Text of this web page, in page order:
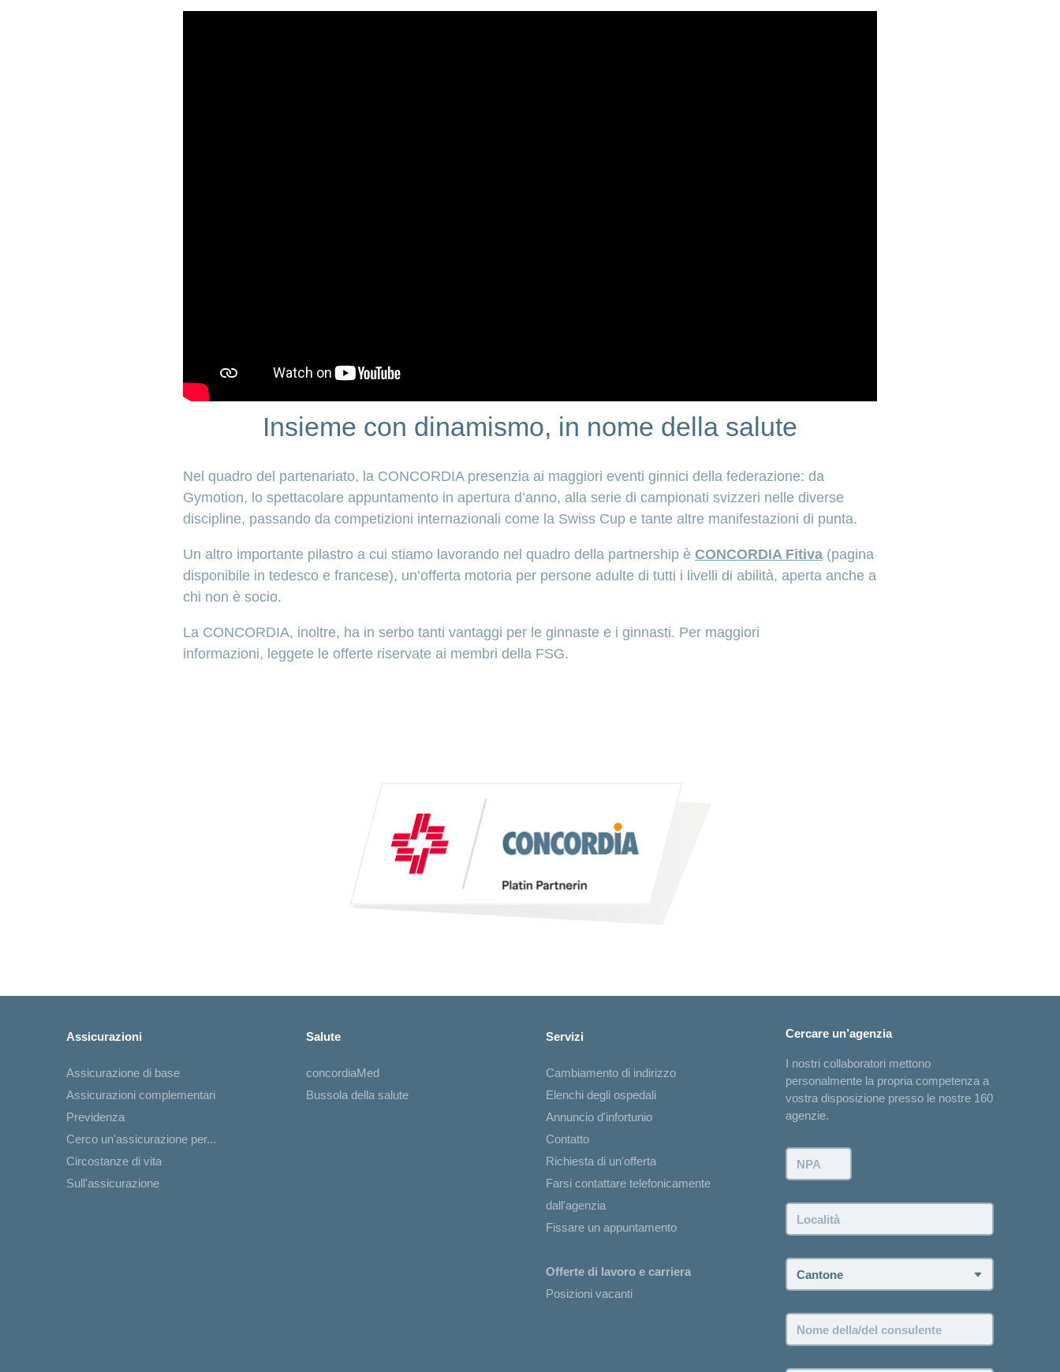
Insieme con dinamismo, in nome della salute
Nel quadro del partenariato, la CONCORDIA presenzia ai maggiori eventi ginnici della federazione: da
Gymotion, lo spettacolare appuntamento in apertura d’anno, alla serie di campionati svizzeri nelle diverse
discipline, passando da competizioni internazionali come la Swiss Cup e tante altre manifestazioni di punta.
Un altro importante pilastro a cui stiamo lavorando nel quadro della partnership è CONCORDIA Fitiva (pagina
disponibile in tedesco e francese), un’offerta motoria per persone adulte di tutti i livelli di abilità, aperta anche a
chi non è socio.
La CONCORDIA, inoltre, ha in serbo tanti vantaggi per le ginnaste e i ginnasti. Per maggiori
informazioni, leggete le offerte riservate ai membri della FSG.
Assicurazioni
Assicurazione di base
Assicurazioni complementari
Previdenza
Cerco un'assicurazione per...
Circostanze di vita
Sull'assicurazione
Salute
concordiaMed
Bussola della salute
Servizi
Cambiamento di indirizzo
Elenchi degli ospedali
Annuncio d'infortunio
Contatto
Richiesta di un'offerta
Farsi contattare telefonicamente
dall'agenzia
Fissare un appuntamento
Offerte di lavoro e carriera
Posizioni vacanti
Cercare un’agenzia
I nostri collaboratori mettono
personalmente la propria competenza a
vostra disposizione presso le nostre 160
agenzie.
NPA:
Località:
Cantone:
Nome
della/del